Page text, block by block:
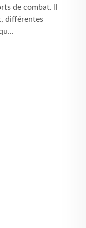
de combat. Il
différentes